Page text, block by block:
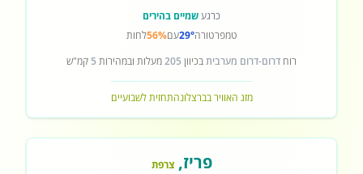
כרגעשמיים בהירים
טמפרטורה29°עם56%לחות
רוח דרום-דרום מערביתבכיוון 205מעלות ובמהירות 5 קמ"ש
מזג האוויר בברצלונהתחזית לשבועיים
פריז,צרפת